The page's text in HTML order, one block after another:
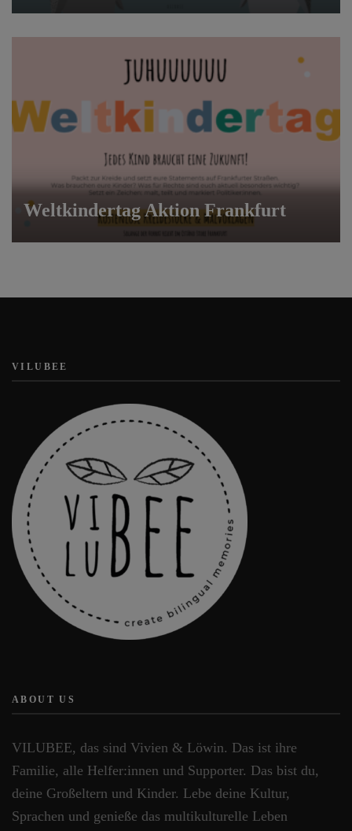
Weltkindertag Aktion Frankfurt
VILUBEE
ABOUT US
VILUBEE, das sind Vivien & Löwin. Das ist ihre
Familie, alle Helfer:innen und Supporter. Das bist du,
deine Großeltern und Kinder. Lebe deine Kultur,
Sprachen und genieße das multikulturelle Leben